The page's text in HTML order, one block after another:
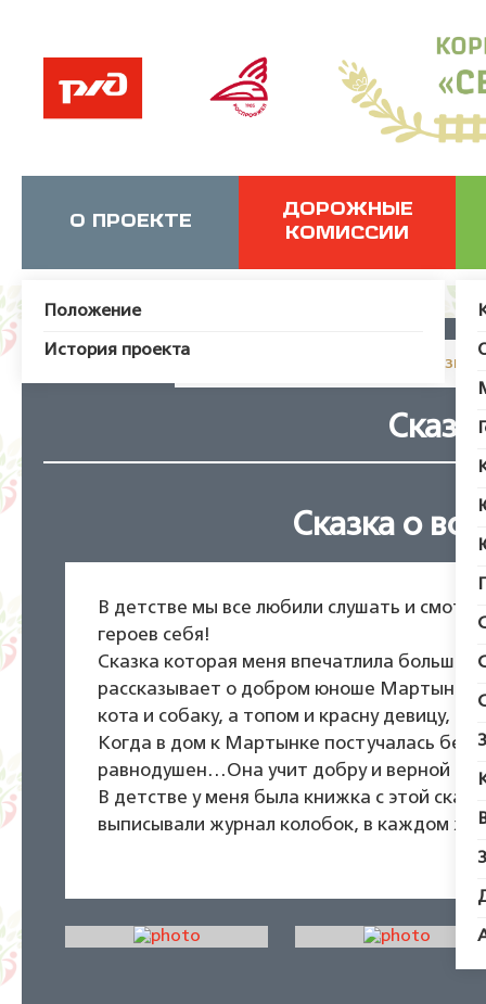
О ПРОЕКТЕ
Положение
История проекта
ДОРОЖНЫЕ
КОМИССИИ
JUser: :_load: Не удалось
Сказка о
В детстве мы все любили слушать и
героев себя!
Сказка которая меня впечатлила больше
рассказывает о добром юноше Мартынке,
кота и собаку, а топом и красну девицу,
Когда в дом к Мартынке постучалась
равнодушен…Она учит добру и верной
В детстве у меня была книжка с этой
выписывали журнал колобок, в каждом